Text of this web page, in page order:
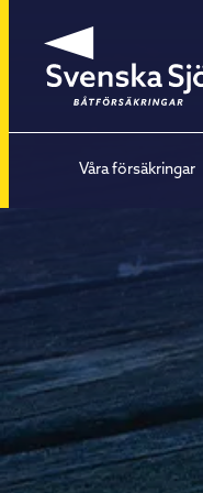
Våra försäkringar